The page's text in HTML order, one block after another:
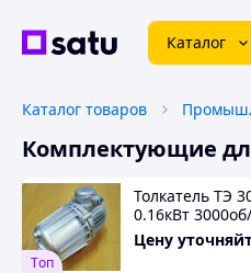
Каталог
Каталог товаров
Комплектующие
Tоп
Толкатель ТЭ
0.16кВт
Цену